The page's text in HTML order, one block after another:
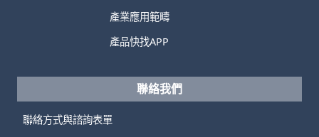
產業應用範疇
產品快找APP
聯絡我們
聯絡方式與諮詢表單